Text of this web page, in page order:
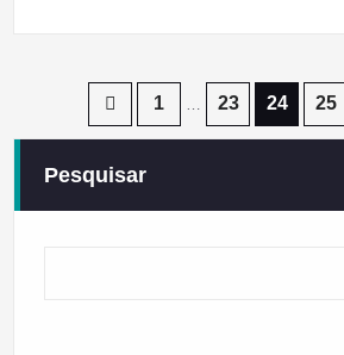
Paginação
conteúdos
1 … 23 24 25
Pesquisar